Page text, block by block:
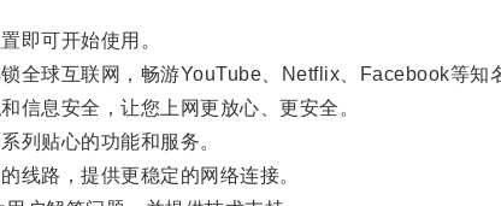
即可开始使用。
球互联网，畅游YouTube、Netflix、Facebook等知
息安全，让您上网更放心、更安全。
贴心的功能和服务。
路，提供更稳定的网络连接。